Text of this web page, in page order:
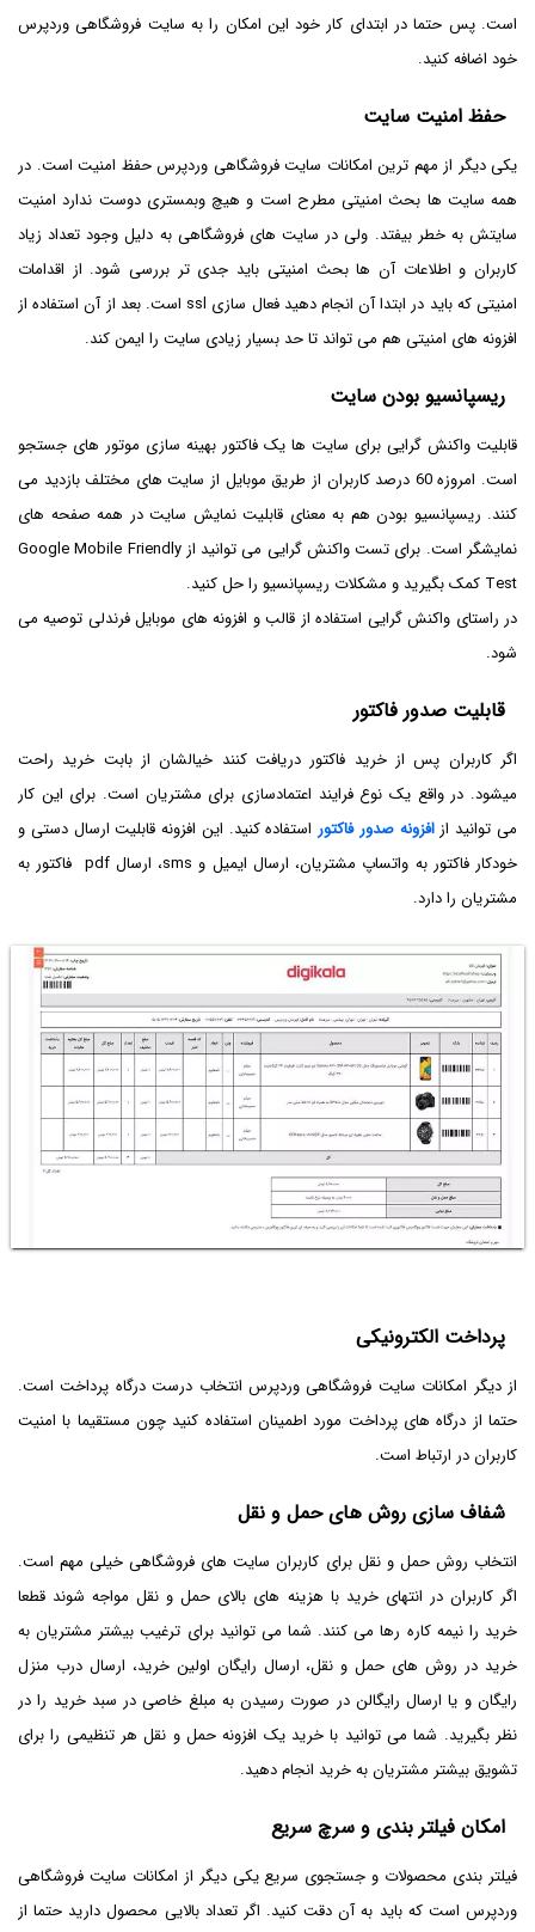
است. پس حتما در ابتدای کار خود این امکان را به سایت فروشگاهی وردپرس
خود اضافه کنید.
حفظ امنیت سایت
یکی دیگر از مهم ترین امکانات سایت فروشگاهی وردپرس حفظ امنیت است. در
همه سایت ها بحث امنیتی مطرح است و هیچ وبمستری دوست ندارد امنیت
سایتش به خطر بیفتد. ولی در سایت های فروشگاهی به دلیل وجود تعداد زیاد
کاربران و اطلاعات آن ها بحث امنیتی باید جدی تر بررسی شود. از اقدامات
امنیتی که باید در ابتدا آن انجام دهید فعال سازی ssl است. بعد از آن استفاده از
افزونه های امنیتی هم می تواند تا حد بسیار زیادی سایت را ایمن کند.
ریسپانسیو بودن سایت
قابلیت واکنش گرایی برای سایت ها یک فاکتور بهینه سازی موتور های جستجو
است. امروزه 60 درصد کاربران از طریق موبایل از سایت های مختلف بازدید می
کنند. ریسپانسیو بودن هم به معنای قابلیت نمایش سایت در همه صفحه های
نمایشگر است. برای تست واکنش گرایی می توانید از Google Mobile Friendly
Test کمک بگیرید و مشکلات ریسپانسیو را حل کنید.
در راستای واکنش گرایی استفاده از قالب و افزونه های موبایل فرندلی توصیه می
شود.
قابلیت صدور فاکتور
اگر کاربران پس از خرید فاکتور دریافت کنند خیالشان از بابت خرید راحت
میشود. در واقع یک نوع فرایند اعتمادسازی برای مشتریان است. برای این کار
می توانید ازافزونه صدور فاکتور استفاده کنید. این افزونه قابلیت ارسال دستی و
خودکار فاکتور به واتساپ مشتریان، ارسال ایمیل و sms، ارسال pdf فاکتور به
مشتریان را دارد.
پرداخت الکترونیکی
از دیگر امکانات سایت فروشگاهی وردپرس انتخاب درست درگاه پرداخت است.
حتما از درگاه های پرداخت مورد اطمینان استفاده کنید چون مستقیما با امنیت
کاربران در ارتباط است.
شفاف سازی روش های حمل و نقل
انتخاب روش حمل و نقل برای کاربران سایت های فروشگاهی خیلی مهم است.
اگر کاربران در انتهای خرید با هزینه های بالای حمل و نقل مواجه شوند قطعا
خرید را نیمه کاره رها می کنند. شما می توانید برای ترغیب بیشتر مشتریان به
خرید در روش های حمل و نقل، ارسال رایگان اولین خرید، ارسال درب منزل
رایگان و یا ارسال رایگالن در صورت رسیدن به مبلغ خاصی در سبد خرید را در
نظر بگیرید. شما می توانید با خرید یک افزونه حمل و نقل هر تنظیمی را برای
تشویق بیشتر مشتریان به خرید انجام دهید.
امکان فیلتر بندی و سرچ سریع
فیلتر بندی محصولات و جستجوی سریع یکی دیگر از امکانات سایت فروشگاهی
وردپرس است که باید به آن دقت کنید. اگر تعداد بالایی محصول دارید حتما از